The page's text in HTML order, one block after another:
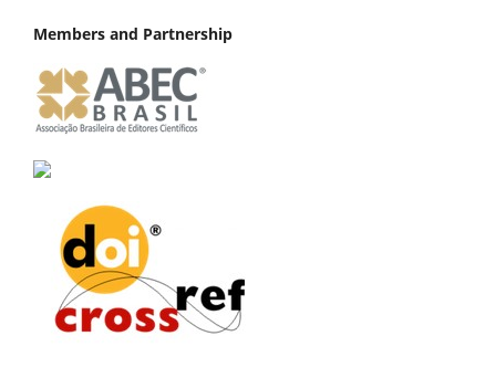
Members and Partnership